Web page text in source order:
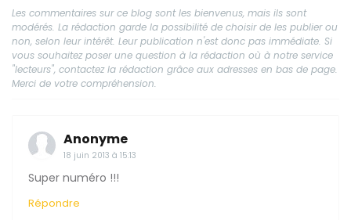
Les commentaires sur ce blog sont les bienvenus, mais ils sont
modérés. La rédaction garde la possibilité de choisir de les publier ou
non, selon leur intérêt. Leur publication n'est donc pas immédiate. Si
vous souhaitez poser une question à la rédaction où à notre service
"lecteurs", contactez la rédaction grâce aux adresses en bas de page.
Merci de votre compréhension.
Anonyme
18 juin 2013 à 15:13
Super numéro !!!
Répondre